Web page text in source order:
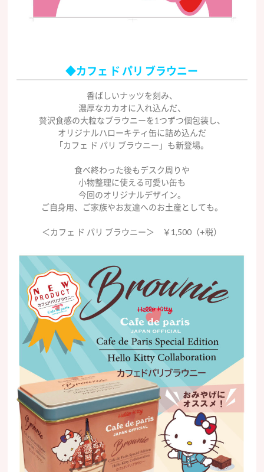
◆カフェ ド パリ ブラウニー
香ばしいナッツを刻み、
濃厚なカカオに入れ込んだ、
贅沢食感の大粒なブラウニーを1つずつ個包装し、
オリジナルハローキティ缶に詰め込んだ
「カフェ ド パリ ブラウニー」も新登場。
食べ終わった後もデスク周りや
小物整理に使える可愛い缶も
今回のオリジナルデザイン。
ご自身用、ご家族やお友達へのお土産としても。
＜カフェ ド パリ ブラウニー＞ ￥1,500（+税）